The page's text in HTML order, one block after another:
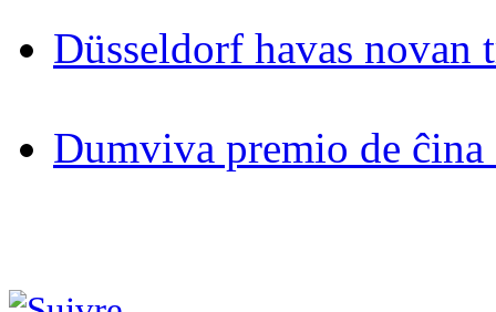
Düsseldorf havas novan
Dumviva premio de